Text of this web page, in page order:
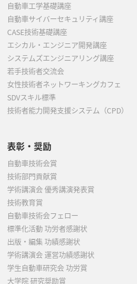
自動車工学基礎講座
自動車サイバーセキュリティ講座
CASE技術基礎講座
エシカル・エンジニア開発講座
システムズエンジニアリング講座
若手技術者交流会
女性技術者ネットワーキングカフェ
SDVスキル標準
技術者能力開発支援システム（CPD）
表彰・奨励
自動車技術会賞
技術部門貢献賞
学術講演会 優秀講演発表賞
技術教育賞
自動車技術会フェロー
標準化活動 功労者感謝状
出版・編集 功績感謝状
学術講演会 運営功績感謝状
学生自動車研究会 功労賞
大学院 研究奨励賞